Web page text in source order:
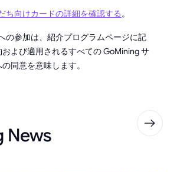
ち向けカードの詳細を確認する。
の参加は、紹介プログラムページに記
よび適用されるすべての GoMining サ
同意を意味します。
News